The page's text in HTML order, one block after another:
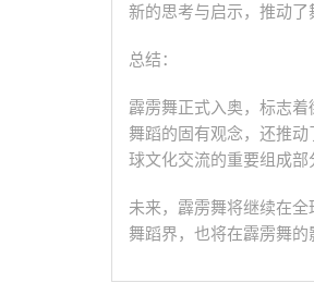
新的思考与启示，推动了
总结：
霹雳舞正式入奥，标志
舞蹈的固有观念，还推
球文化交流的重要组成部
未来，霹雳舞将继续在
舞蹈界，也将在霹雳舞